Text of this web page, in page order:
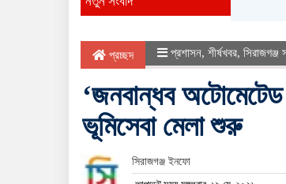
প্রচ্ছদ প্রশাসন, শীর্ষখবর, সিরাজগঞ্জ
‘জনবান্ধব অটোমেটেড
ভূমিসেবা মেলা শুরু
সিরাজগঞ্জ ইনফো